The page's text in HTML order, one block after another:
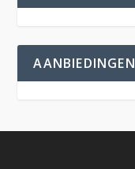
AANBIEDINGEN